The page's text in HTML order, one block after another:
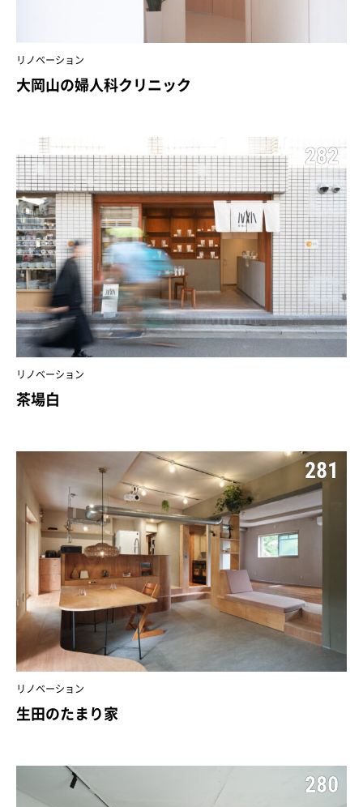
リノベーション
大岡山の婦人科クリニック
282
リノベーション
茶場白
281
リノベーション
生田のたまり家
280